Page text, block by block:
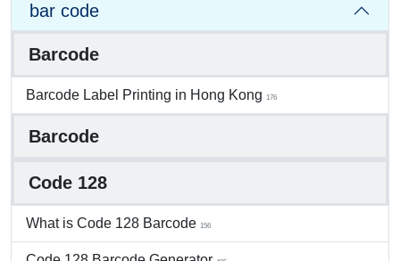
bar code
Barcode
Barcode Label Printing in Hong Kong 176
Barcode
Code 128
What is Code 128 Barcode 156